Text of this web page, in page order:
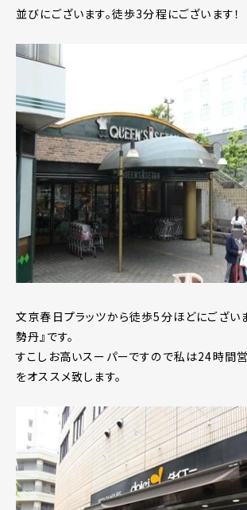
並びにございます。徒歩3分程にございます！
文京春日プラッツから徒歩5分ほどにござい
勢丹』です。
すこしお高いスーパーですので私は24時間営
をオススメ致します。